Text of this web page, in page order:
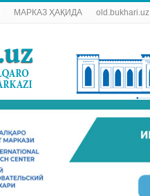
МАРКАЗ ҲАҚИДА old.bukhari.uz